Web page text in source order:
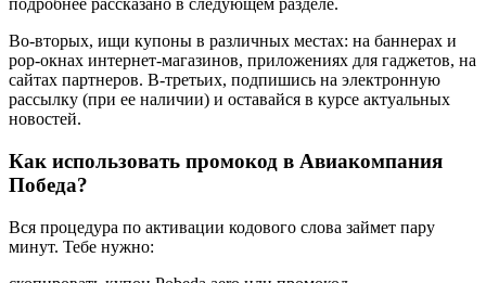
подробнее рассказано в следующем разделе.
Во-вторых, ищи купоны в различных местах: на баннерах и
pop-окнах интернет-магазинов, приложениях для гаджетов, на
сайтах партнеров. В-третьих, подпишись на электронную
рассылку (при ее наличии) и оставайся в курсе актуальных
новостей.
Как использовать промокод в Авиакомпания
Победа?
Вся процедура по активации кодового слова займет пару
минут. Тебе нужно: